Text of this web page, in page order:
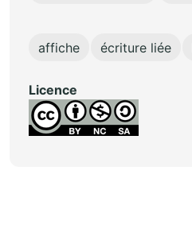
affiche écriture liée
Licence